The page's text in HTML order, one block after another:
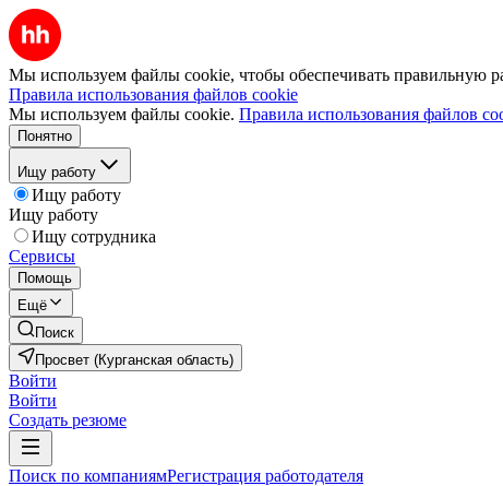
Мы используем файлы cookie, чтобы обеспечивать правильную
Правила использования файлов cookie
Мы используем файлы cookie. Правила использования файлов
Понятно
Ищу работу
Ищу работу
Ищу работу
Ищу сотрудника
Сервисы
Помощь
Ещё
Поиск
Просвет (Курганская область)
Войти
Войти
Создать резюме
Поиск по компаниямРегистрация работодателя